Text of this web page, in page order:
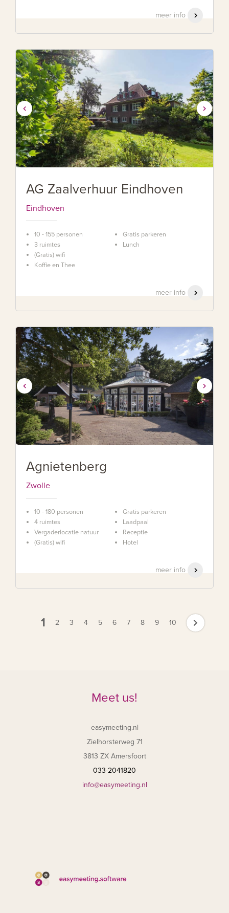
meer info
AG Zaalverhuur Eindhoven
Eindhoven
10 - 155 personen
3 ruimtes
(Gratis) wifi
Koffie en Thee
Gratis parkeren
Lunch
meer info
Agnietenberg
Zwolle
10 - 180 personen
4 ruimtes
Vergaderlocatie natuur
(Gratis) wifi
Gratis parkeren
Laadpaal
Receptie
Hotel
meer info
1 2 3 4 5 6 7 8 9 10
Meet us!
easymeeting.nl
Zielhorsterweg 71
3813 ZX Amersfoort
033-2041820
info@easymeeting.nl